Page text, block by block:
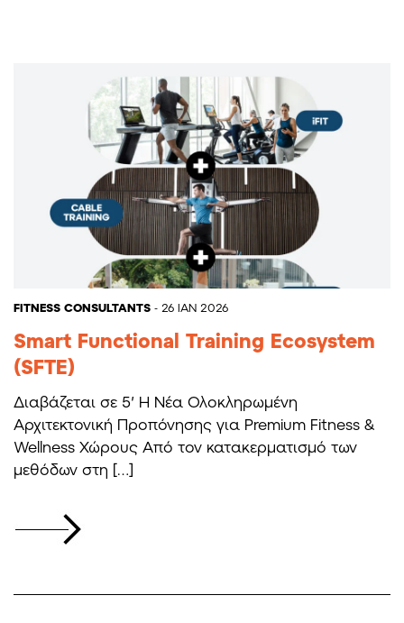
FITNESS CONSULTANTS - 26 ΙΑΝ 2026
Smart Functional Training Ecosystem
(SFTE)
Διαβάζεται σε 5′ Η Νέα Ολοκληρωμένη
Αρχιτεκτονική Προπόνησης για Premium Fitness &
Wellness Χώρους Από τον κατακερματισμό των
μεθόδων στη […]